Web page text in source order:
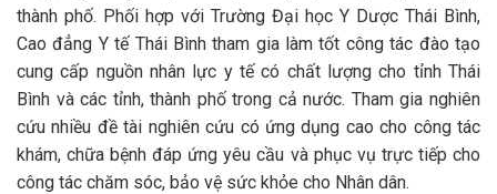
thành phố. Phối hợp với Trường Đại học Y Dược Thái Bình,
Cao đẳng Y tế Thái Bình tham gia làm tốt công tác đào tạo
cung cấp nguồn nhân lực y tế có chất lượng cho tỉnh Thái
Bình và các tỉnh, thành phố trong cả nước. Tham gia nghiên
cứu nhiều đề tài nghiên cứu có ứng dụng cao cho công tác
khám, chữa bệnh đáp ứng yêu cầu và phục vụ trực tiếp cho
công tác chăm sóc, bảo vệ sức khỏe cho Nhân dân.